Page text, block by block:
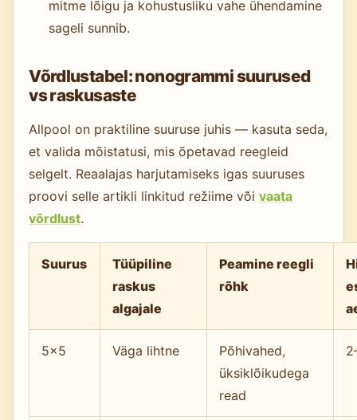
mitme lõigu ja kohustusliku vahe ühendamine
sageli sunnib.
Võrdlustabel: nonogrammi suurused
vs raskusaste
Allpool on praktiline suuruse juhis — kasuta seda,
et valida mõistatusi, mis õpetavad reegleid
selgelt. Reaalajas harjutamiseks igas suuruses
proovi selle artikli linkitud režiime võivaata
võrdlust.
Suurus
Tüüpiline
raskus
algajale
Peamine reegli
rõhk
5×5 Väga lihtne
Põhivahed,
üksiklõikudega
read